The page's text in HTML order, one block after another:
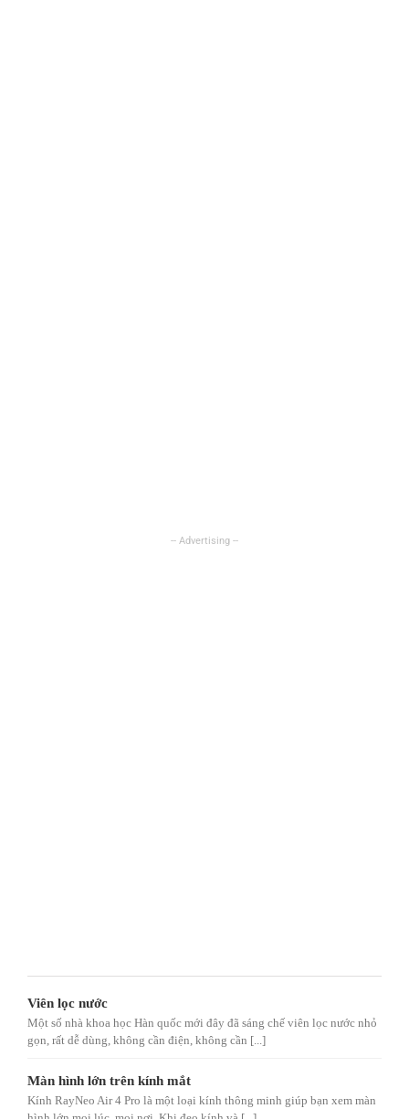
Viên lọc nước
Một số nhà khoa học Hàn quốc mới đây đã sáng chế viên lọc nước nhỏ
gọn, rất dễ dùng, không cần điện, không cần [...]
Màn hình lớn trên kính mắt
Kính RayNeo Air 4 Pro là một loại kính thông minh giúp bạn xem màn